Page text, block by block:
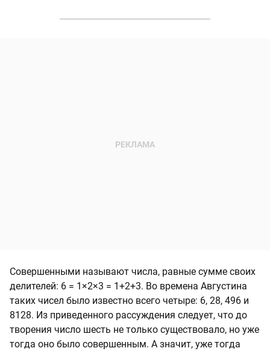
Совершенными называют числа, равные сумме своих
делителей: 6 = 1×2×3 = 1+2+3. Во времена Августина
таких чисел было известно всего четыре: 6, 28, 496 и
8128. Из приведенного рассуждения следует, что до
творения число шесть не только существовало, но уже
тогда оно было совершенным. А значит, уже тогда